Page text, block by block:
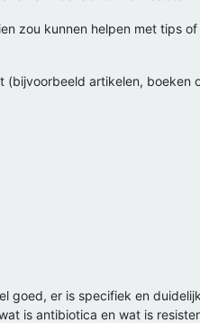
zou kunnen helpen met tips
artikelen, boeken
er is specifiek en
is antibiotica en wat is